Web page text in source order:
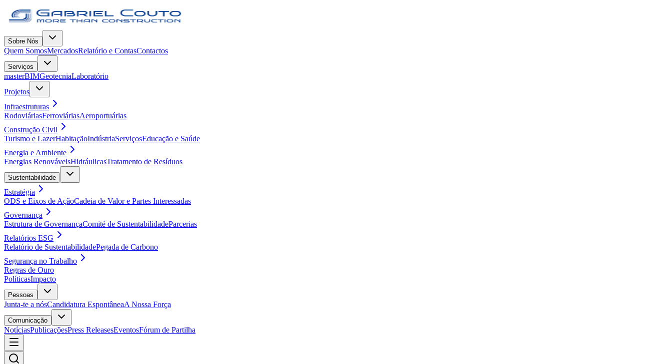
Sobre Nós
Quem SomosMercadosRelatório e ContasContactos
Serviços
masterBIMGeotecniaLaboratório
Projetos
Infraestruturas
RodoviáriasFerroviáriasAeroportuárias
Construção Civil
Turismo e LazerHabitaçãoIndústriaServiçosEducação e Saúde
Energia e Ambiente
Energias RenováveisHidráulicasTratamento de Resíduos
Sustentabilidade
Estratégia
ODS e Eixos de AçãoCadeia de Valor e Partes Interessadas
Governança
Estrutura de GovernançaComité de SustentabilidadeParcerias
Relatórios ESG
Relatório de SustentabilidadePegada de Carbono
Segurança no Trabalho
Regras de Ouro
PolíticasImpacto
Pessoas
Junta-te a nósCandidatura EspontâneaA Nossa Força
Comunicação
NotíciasPublicaçõesPress ReleasesEventosFórum de Partilha